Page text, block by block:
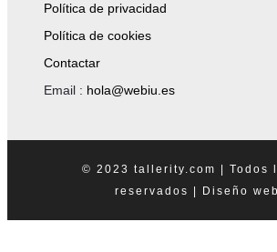
Islas Baleares
Tenerife
Asturias
Política de privacidad
Política de cookies
Contactar
Email : hola@webiu.es
© 2023 tallerity.com | Todos
reservados |
Diseño web